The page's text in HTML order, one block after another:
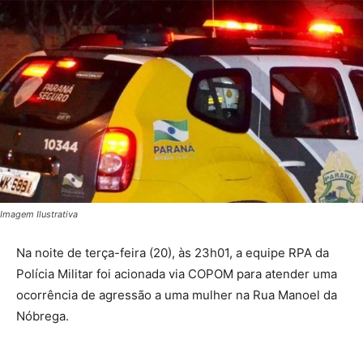
Imagem Ilustrativa
Na noite de terça-feira (20), às 23h01, a equipe RPA da
Polícia Militar foi acionada via COPOM para atender uma
ocorrência de agressão a uma mulher na Rua Manoel da
Nóbrega.